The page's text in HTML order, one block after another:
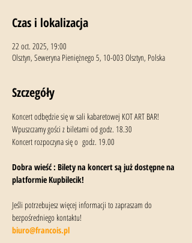
Czas i lokalizacja
22 oct. 2025, 19:00
Olsztyn, Seweryna Pieniężnego 5, 10-003 Olsztyn, Polska
Szczegóły
Koncert odbędzie się w sali kabaretowej KOT ART BAR!
Wpuszczamy gości z biletami od godz. 18.30
Koncert rozpoczyna się o  godz. 19.00
Dobra wieść : Bilety na koncert są już dostępne na
platformie Kupbilecik!
Jeśli potrzebujesz więcej informacji to zapraszam do
bezpośredniego kontaktu!
biuro@francois.pl